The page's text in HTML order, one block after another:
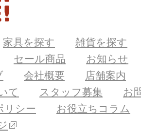
家具を探す
雑貨を探す
セール商品
お知らせ
会社概要
店舗案内
て
スタッフ募集
お
リシー
お役立ちコラム